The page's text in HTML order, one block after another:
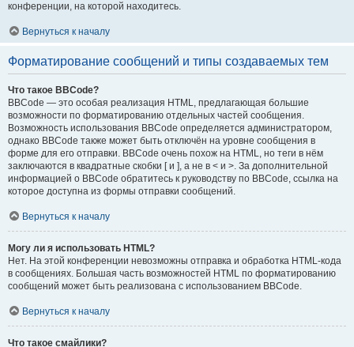
конференции, на которой находитесь.
Вернуться к началу
Форматирование сообщений и типы создаваемых тем
Что такое BBCode?
BBCode — это особая реализация HTML, предлагающая большие
возможности по форматированию отдельных частей сообщения.
Возможность использования BBCode определяется администратором,
однако BBCode также может быть отключён на уровне сообщения в
форме для его отправки. BBCode очень похож на HTML, но теги в нём
заключаются в квадратные скобки [ и ], а не в < и >. За дополнительной
информацией о BBCode обратитесь к руководству по BBCode, ссылка на
которое доступна из формы отправки сообщений.
Вернуться к началу
Могу ли я использовать HTML?
Нет. На этой конференции невозможны отправка и обработка HTML-кода
в сообщениях. Большая часть возможностей HTML по форматированию
сообщений может быть реализована с использованием BBCode.
Вернуться к началу
Что такое смайлики?